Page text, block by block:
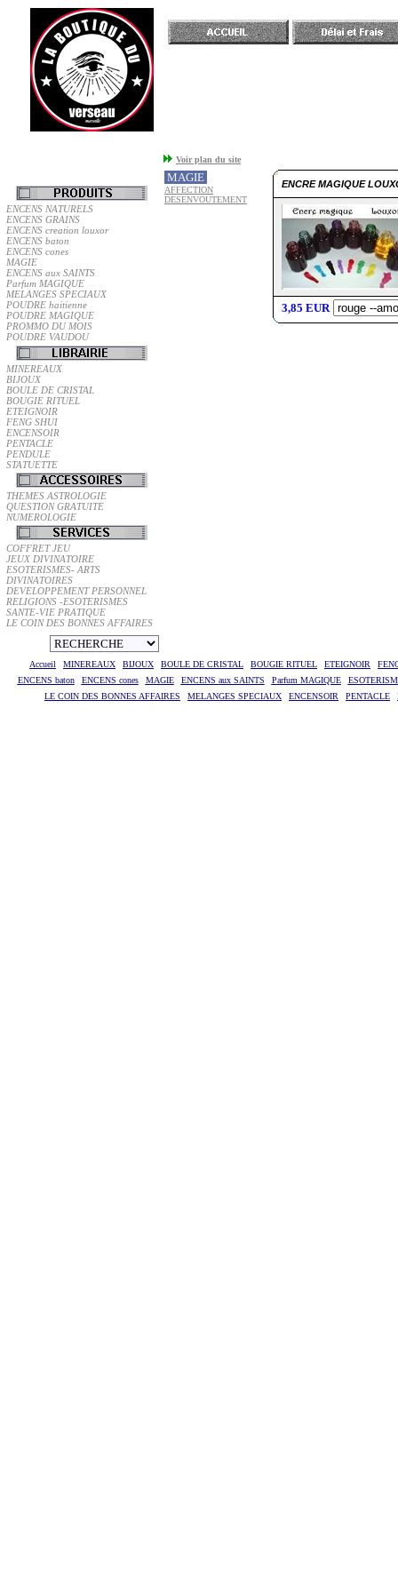
ENCENS NATURELS
ENCENS GRAINS
ENCENS creation louxor
ENCENS baton
ENCENS cones
MAGIE
ENCENS aux SAINTS
Parfum MAGIQUE
MELANGES SPECIAUX
POUDRE haitienne
POUDRE MAGIQUE
PROMMO DU MOIS
POUDRE VAUDOU
MINEREAUX
BIJOUX
BOULE DE CRISTAL
BOUGIE RITUEL
ETEIGNOIR
FENG SHUI
ENCENSOIR
PENTACLE
PENDULE
STATUETTE
THEMES ASTROLOGIE
QUESTION GRATUITE
NUMEROLOGIE
COFFRET JEU
JEUX DIVINATOIRE
ESOTERISMES- ARTS
DIVINATOIRES
DEVELOPPEMENT PERSONNEL
RELIGIONS -ESOTERISMES
SANTE-VIE PRATIQUE
LE COIN DES BONNES AFFAIRES
Voir plan du site
MAGIE
AFFECTION
DESENVOUTEMENT
ENCRE MAGIQUE
3,85 EUR
Accueil MINEREAUX BIJOUX BOULE DE CRISTAL BOUGIE RITUEL ETEIGNOIR
ENCENS baton
ENCENS cones MAGIE ENCENS aux SAINTS Parfum MAGIQUE
LE COIN DES BONNES AFFAIRES
MELANGES SPECIAUX ENCENSOIR PENTACLE